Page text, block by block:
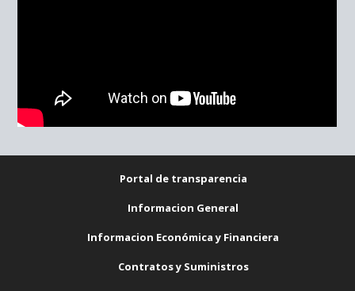
Portal de transparencia
Informacion General
Informacion Económica y Financiera
Contratos y Suministros